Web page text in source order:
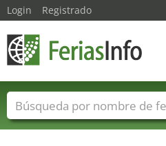
Login Registrado
Nombres de ferias Países